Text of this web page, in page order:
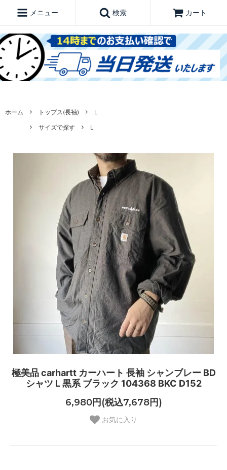
メニュー 検索 カート
ホーム トップス(長袖)
L
サイズで探す
L
極美品 carhartt カーハート 長袖 シャンブレー BD
シャツ L 黒系 ブラック 104368 BKC D152
6,980円(税込7,678円)
お気に入り